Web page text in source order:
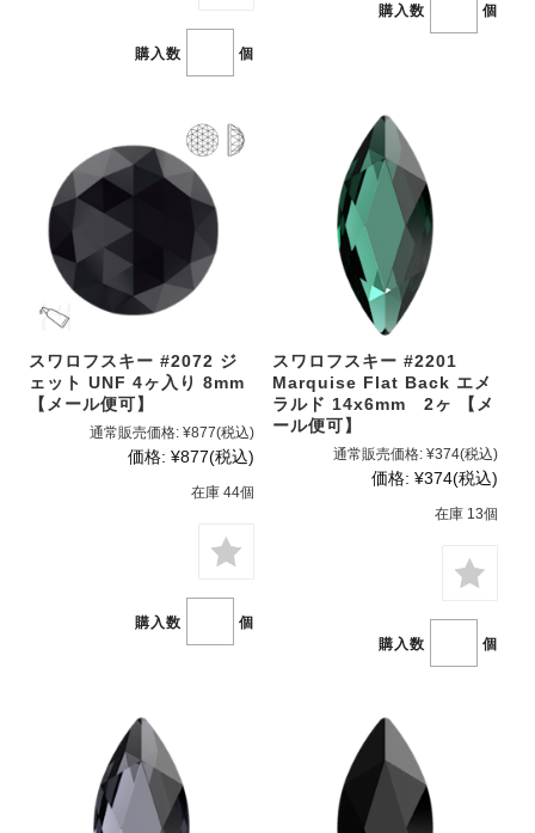
購入数 個
購入数 個
スワロフスキー #2072 ジ
ェット UNF 4ヶ入り 8mm
【メール便可】
通常販売価格: ¥877(税込)
価格: ¥877(税込)
在庫 44個
購入数 個
スワロフスキー #2201
Marquise Flat Back エメ
ラルド 14x6mm 2ヶ 【メ
ール便可】
通常販売価格: ¥374(税込)
価格: ¥374(税込)
在庫 13個
購入数 個